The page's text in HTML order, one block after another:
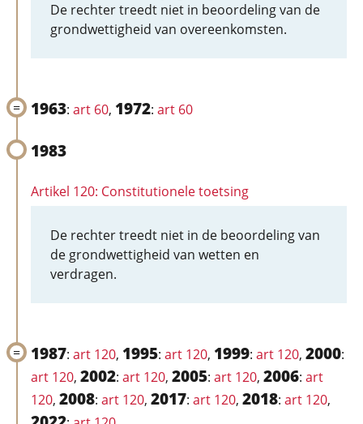
De rechter treedt niet in beoordeling van de
grondwettigheid van overeenkomsten.
1963: art 60, 1972: art 60
1983
Artikel 120: Constitutionele toetsing
De rechter treedt niet in de beoordeling van
de grondwettigheid van wetten en
verdragen.
1987: art 120, 1995: art 120, 1999: art 120, 2000:
art 120, 2002: art 120, 2005: art 120, 2006: art
120, 2008: art 120, 2017: art 120, 2018: art 120,